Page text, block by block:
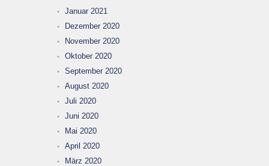
Januar 2021
Dezember 2020
November 2020
Oktober 2020
September 2020
August 2020
Juli 2020
Juni 2020
Mai 2020
April 2020
März 2020